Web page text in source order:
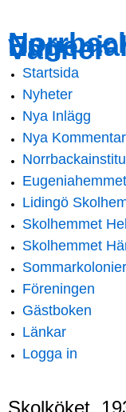
main
content
navigation
Vänner
Main menu
Startsida
Nyheter
Nya Inlägg
Nya
Eugeniahemmet
Lidingö
Skolhemmet
Skolhemmet
Föreningen
Gästboken
Länkar
Logga in
Skolköket,